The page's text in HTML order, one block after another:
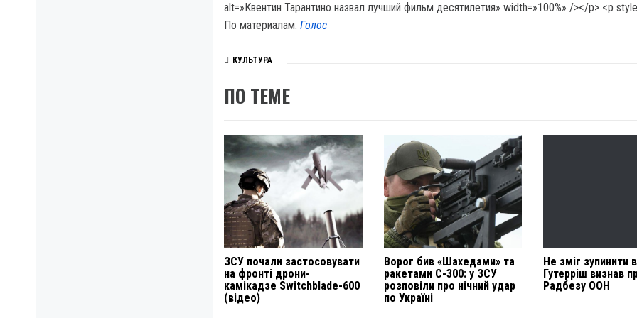
По материалам: Голос
КУЛЬТУРА
ПО ТЕМЕ
ЗСУ почали застосовувати
на фронті дрони-
камікадзе Switchblade-600
(відео)
Ворог бив «Шахедами» та
ракетами С-300: у ЗСУ
розповіли про нічний удар
по Україні
Не зміг зупинити
Гутерріш визнав
Радбезу ООН